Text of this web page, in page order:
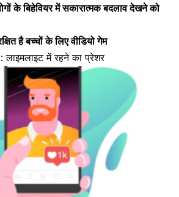
के बिहेवियर में सकारात्मक बदलाव देखने को
है बच्चों के लिए वीडियो गेम
लाइमलाइट में रहने का प्रेशर